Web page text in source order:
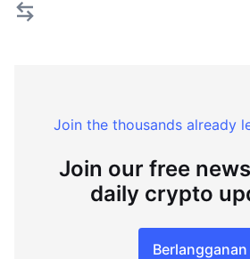
Join the thousands already
Join our free
daily crypto
Berlangganan